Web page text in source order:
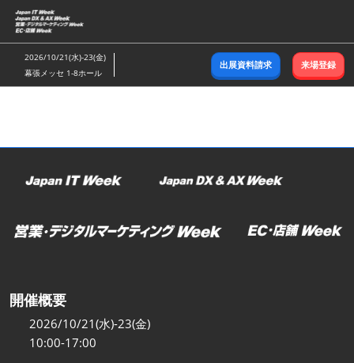
ス
キ
ッ
し
む
2026/10/21(水)-23(金)
幕張メッセ 1-8ホール
出展資料請求 来場登録
開催概要
2026/10/21(水)-23(金)
10:00-17:00